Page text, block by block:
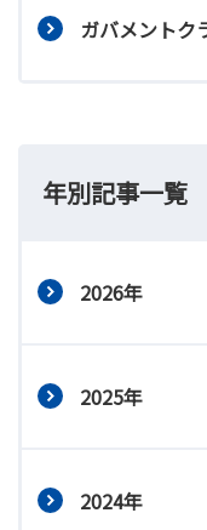
ガバメントク
年別記事一覧
2026年
2025年
2024年